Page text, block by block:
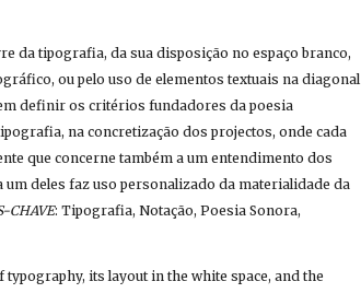
da tipografia, da sua disposição no espaço branco,
ou pelo uso de elementos textuais na diagonal
definir os critérios fundadores da poesia
na concretização dos projectos, onde cada
que concerne também a um entendimento dos
deles faz uso personalizado da materialidade da
CHAVE: Tipografia, Notação, Poesia Sonora,
its layout in the white space, and the